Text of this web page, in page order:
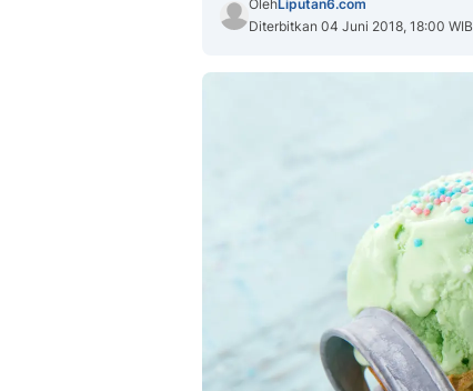
OlehLiputan6.com
Diterbitkan 04 Juni 2018, 18:00 WIB